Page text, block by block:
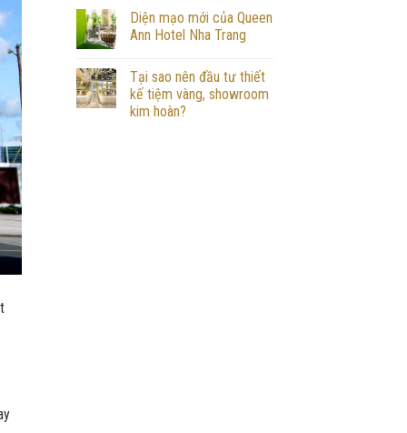
Diện mạo mới của Queen
Ann Hotel Nha Trang
Tại sao nên đầu tư thiết
kế tiệm vàng, showroom
kim hoàn?